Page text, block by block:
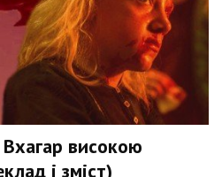
високою
і зміст)